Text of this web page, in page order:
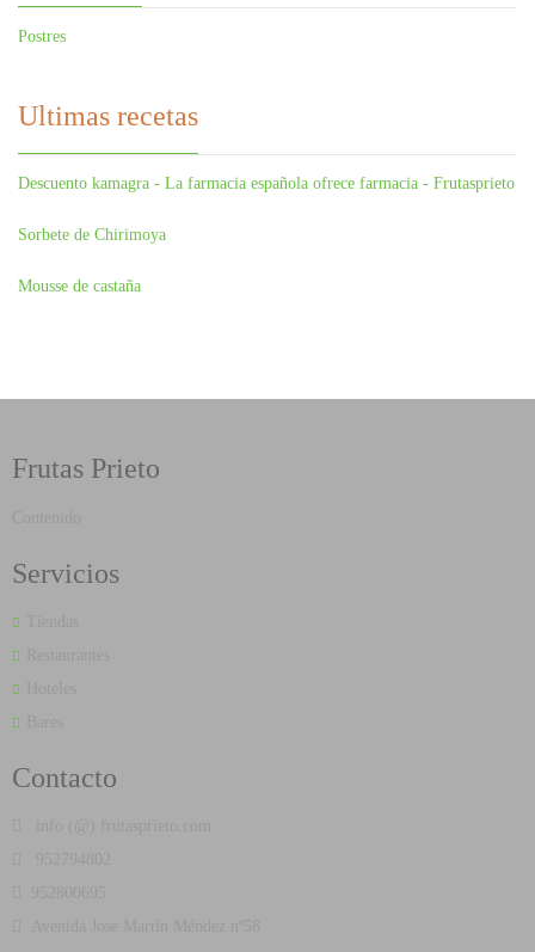
Postres
Ultimas recetas
Descuento kamagra - La farmacia española ofrece farmacia - Frutasprieto
Sorbete de Chirimoya
Mousse de castaña
Frutas Prieto
Servicios
Contacto